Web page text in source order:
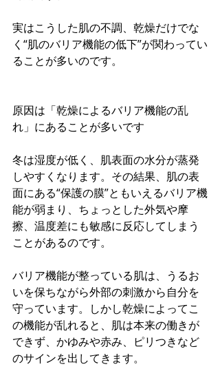
実はこうした肌の不調、乾燥だけでな
く“肌のバリア機能の低下”が関わってい
ることが多いのです。
原因は「乾燥によるバリア機能の乱
れ」にあることが多いです
冬は湿度が低く、肌表面の水分が蒸発
しやすくなります。その結果、肌の表
面にある“保護の膜”ともいえるバリア機
能が弱まり、ちょっとした外気や摩
擦、温度差にも敏感に反応してしまう
ことがあるのです。
バリア機能が整っている肌は、うるお
いを保ちながら外部の刺激から自分を
守っています。しかし乾燥によってこ
の機能が乱れると、肌は本来の働きが
できず、かゆみや赤み、ピリつきなど
のサインを出してきます。